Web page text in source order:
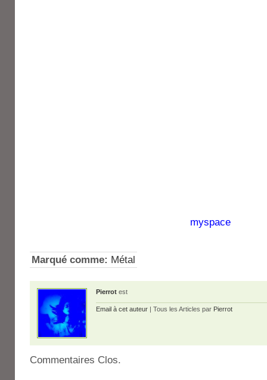
myspace
Marqué comme: Métal
Pierrot est
Email à cet auteur | Tous les Articles par Pierrot
Commentaires Clos.